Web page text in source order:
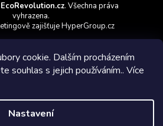
cookie. Dalším procházením
souhlas s jejich používáním.. Více
Nastavení
EcoRevolution.cz. Všechna práva
vyhrazena.
zajišťujeHyperGroup.cz
Affiliate program